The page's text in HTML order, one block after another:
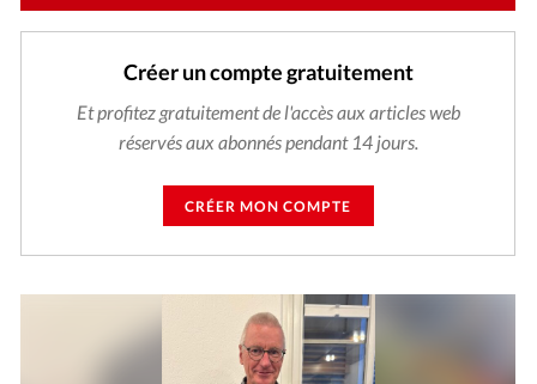
Créer un compte gratuitement
Et profitez gratuitement de l'accès aux articles web
réservés aux abonnés pendant 14 jours.
CRÉER MON COMPTE